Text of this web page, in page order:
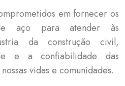
em fornecer os
aço para atender às
da construção civil,
e a confiabilidade das
vidas e comunidades.